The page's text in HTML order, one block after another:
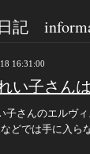
記
16:31:00
い子さん
子さんのエルヴ
どでは手に入ら